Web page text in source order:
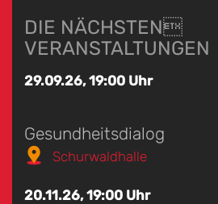
DIE NÄCHSTEN
VERANSTALTUNGEN
29.09.26, 19:00 Uhr
Gesundheitsdialog
Schurwaldhalle
20.11.26, 19:00 Uhr